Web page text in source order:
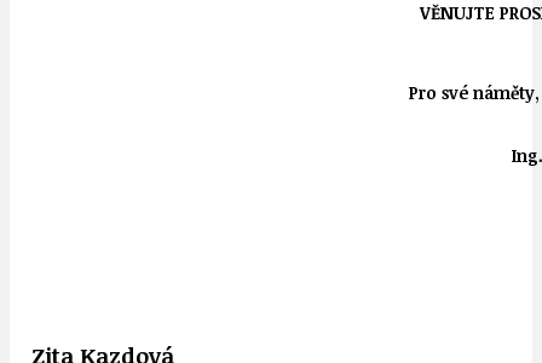
VĚNUJTE
Pro své
Zita Kazdová